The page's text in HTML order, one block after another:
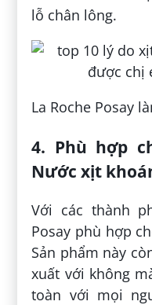
lỗ chân lông.
La Roche Posay
4. Phù hợp
Nước xịt
Với các thành
Posay phù hợp
Sản phẩm này
xuất với không
toàn với mọi